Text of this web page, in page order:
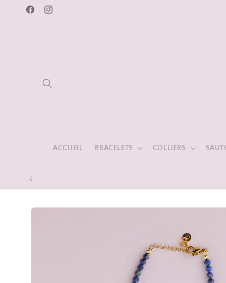
passerFacebookInstagram
ACCUEIL BRACELETS COLLIERS
Passer aux